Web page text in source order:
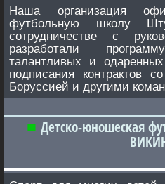
Наша организация
футбольную школу
сотрудничестве с
разработали
талантливых и
подписания контрактов
Боруссией и другими
Детско-юношеская